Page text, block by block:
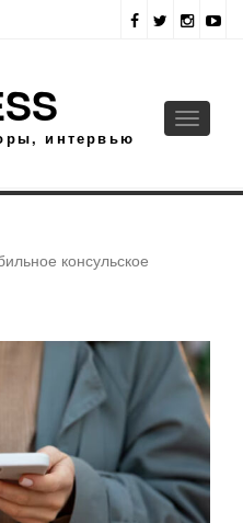
интервью
Toggle
консульское